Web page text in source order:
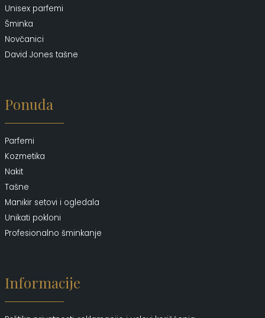
Unisex parfemi
Šminka
Novčanici
David Jones tašne
Ponuda
Parfemi
Kozmetika
Nakit
Tašne
Manikir setovi i ogledala
Unikati pokloni
Profesionalno šminkanje
Informacije